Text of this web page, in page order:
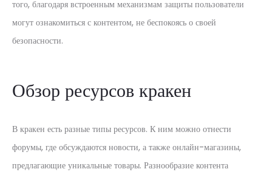
того, благодаря встроенным механизмам защиты пользователи
могут ознакомиться с контентом, не беспокоясь о своей
безопасности.
Обзор ресурсов кракен
В кракен есть разные типы ресурсов. К ним можно отнести
форумы, где обсуждаются новости, а также онлайн-магазины,
предлагающие уникальные товары. Разнообразие контента